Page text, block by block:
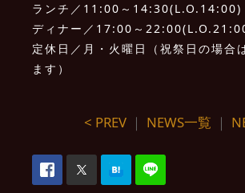
ランチ／11:00～14:30(L.O.14:00)
ディナー／17:00～
定休日／月・火曜日（祝祭日の場合
ます）
< PREV｜ NEWS一覧 ｜